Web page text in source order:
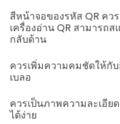
สีหน้าจอของรหัส QR คว
เครื่องอ่าน QR สามารถ
กลับด้าน
ควรเพิ่มความคมชัดให้กั
เบลอ
ควรเป็นภาพความละเอีย
ได้ง่าย